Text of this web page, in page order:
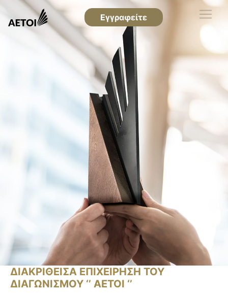
Εγγραφείτε
ΔΙΑΚΡΙΘΕΙΣΑ ΕΠΙΧΕΙΡΗΣΗ ΤΟΥ
ΔΙΑΓΩΝΙΣΜΟΥ ‘’ ΑΕΤΟΙ ‘’